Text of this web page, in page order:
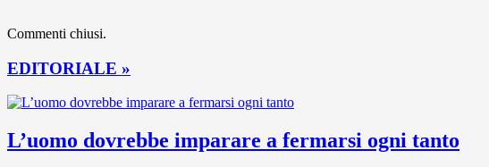
Commenti chiusi.
EDITORIALE »
L’uomo dovrebbe imparare a fermarsi ogni tanto